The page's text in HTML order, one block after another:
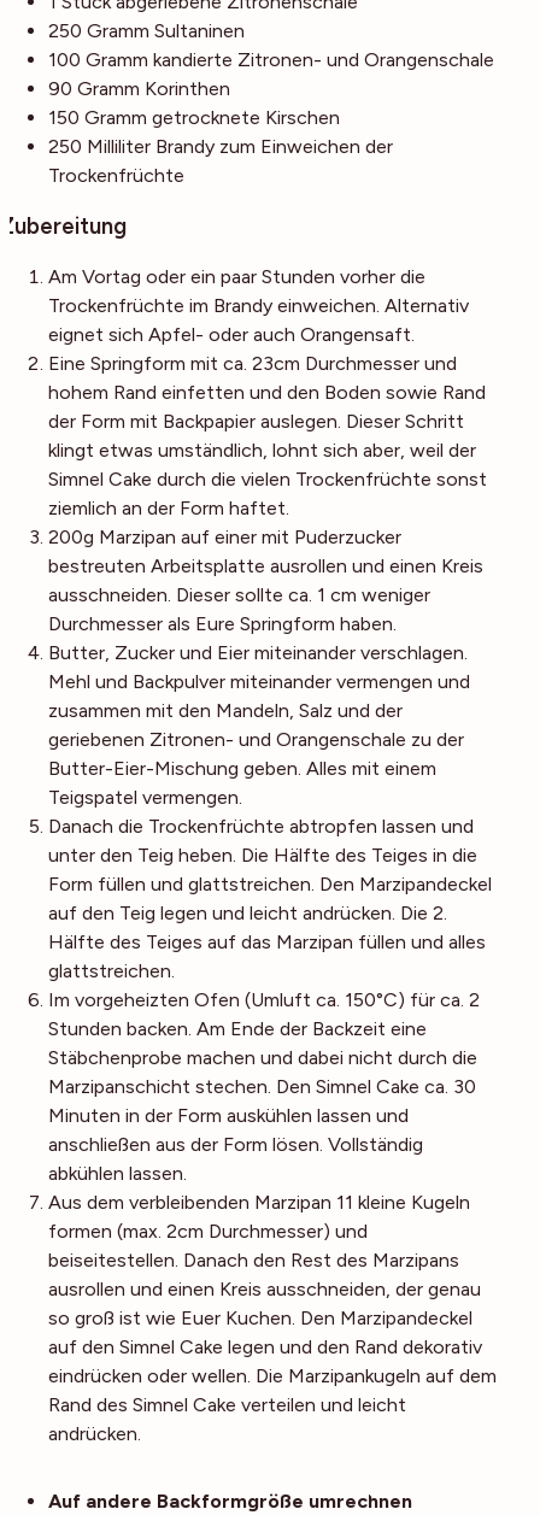
250 Gramm Sultaninen
100 Gramm kandierte Zitronen- und Orangenschale
90 Gramm Korinthen
150 Gramm getrocknete Kirschen
250 Milliliter Brandy zum Einweichen der
Trockenfrüchte
Zubereitung
Am Vortag oder ein paar Stunden vorher die
Trockenfrüchte im Brandy einweichen. Alternativ
eignet sich Apfel- oder auch Orangensaft.
Eine Springform mit ca. 23cm Durchmesser und
hohem Rand einfetten und den Boden sowie Rand
der Form mit Backpapier auslegen. Dieser Schritt
klingt etwas umständlich, lohnt sich aber, weil der
Simnel Cake durch die vielen Trockenfrüchte sonst
ziemlich an der Form haftet.
200g Marzipan auf einer mit Puderzucker
bestreuten Arbeitsplatte ausrollen und einen Kreis
ausschneiden. Dieser sollte ca. 1 cm weniger
Durchmesser als Eure Springform haben.
Butter, Zucker und Eier miteinander verschlagen.
Mehl und Backpulver miteinander vermengen und
zusammen mit den Mandeln, Salz und der
geriebenen Zitronen- und Orangenschale zu der
Butter-Eier-Mischung geben. Alles mit einem
Teigspatel vermengen.
Danach die Trockenfrüchte abtropfen lassen und
unter den Teig heben. Die Hälfte des Teiges in die
Form füllen und glattstreichen. Den Marzipandeckel
auf den Teig legen und leicht andrücken. Die 2.
Hälfte des Teiges auf das Marzipan füllen und alles
glattstreichen.
Im vorgeheizten Ofen (Umluft ca. 150°C) für ca. 2
Stunden backen. Am Ende der Backzeit eine
Stäbchenprobe machen und dabei nicht durch die
Marzipanschicht stechen. Den Simnel Cake ca. 30
Minuten in der Form auskühlen lassen und
anschließen aus der Form lösen. Vollständig
abkühlen lassen.
Aus dem verbleibenden Marzipan 11 kleine Kugeln
formen (max. 2cm Durchmesser) und
beiseitestellen. Danach den Rest des Marzipans
ausrollen und einen Kreis ausschneiden, der genau
so groß ist wie Euer Kuchen. Den Marzipandeckel
auf den Simnel Cake legen und den Rand dekorativ
eindrücken oder wellen. Die Marzipankugeln auf dem
Rand des Simnel Cake verteilen und leicht
andrücken.
Auf andere Backformgröße umrechnenNoch mehr Tipps